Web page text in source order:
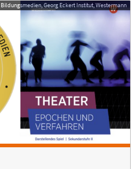
Georg Eckert Institut, Westermann